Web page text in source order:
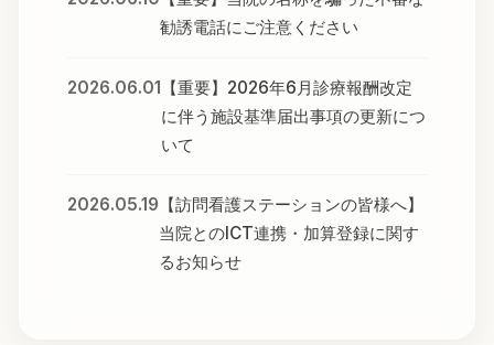
勧誘電話にご注意ください
2026.06.01 【重要】2026年6月診療報酬改定
に伴う施設基準届出事項の更新につ
いて
2026.05.19 【訪問看護ステーションの皆様へ】
当院とのICT連携・加算登録に関す
るお知らせ